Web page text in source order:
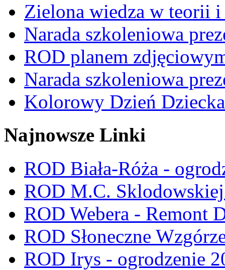
Zielona wiedza w teorii
Narada szkoleniowa
ROD planem
Narada szkoleniowa
Kolorowy Dzień
Najnowsze Linki
ROD Biała-Róża -
ROD M.C.
ROD Webera - Remont
ROD Słoneczne
ROD Irys - ogrodzenie